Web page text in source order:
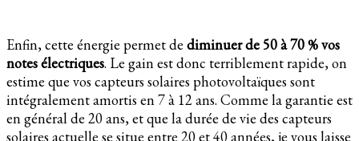
Enfin, cette énergie permet de diminuer de 50 à 70 % vos
notes électriques. Le gain est donc terriblement rapide, on
estime que vos capteurs solaires photovoltaïques sont
intégralement amortis en 7 à 12 ans. Comme la garantie est
en général de 20 ans, et que la durée de vie des capteurs
solaires actuelle se situe entre 20 et 40 années, je vous laisse